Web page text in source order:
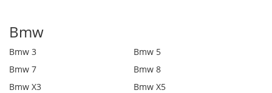
Bmw
Bmw 3
Bmw 5
Bmw 7
Bmw 8
Bmw X3
Bmw X5